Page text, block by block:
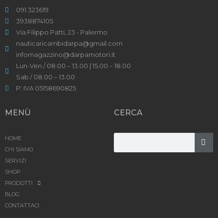
091 323619
3938874105
Via Filippo Patti, 23 - Palermo
nauticaricambidarpa@gmail.com
infomagazzino@darpamotori.it
Lun-Ven / 08.00 – 13.00 | 15.00 – 18.00
Sab / 08.00 – 13.00
P: IVA 05158690825
MENÙ
HOME
CHI SIAMO
SERVIZI
SHOP
PRODOTTI
BLOG
CONTATTACI
CERCA